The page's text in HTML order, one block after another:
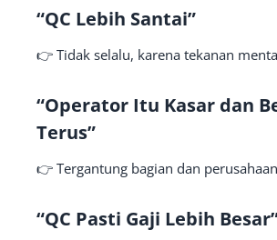
“QC Lebih Santai”
👉 Tidak selalu, karena tekanan
“Operator Itu Kasar dan
Terus”
👉 Tergantung bagian dan perusahaan
“QC Pasti Gaji Lebih